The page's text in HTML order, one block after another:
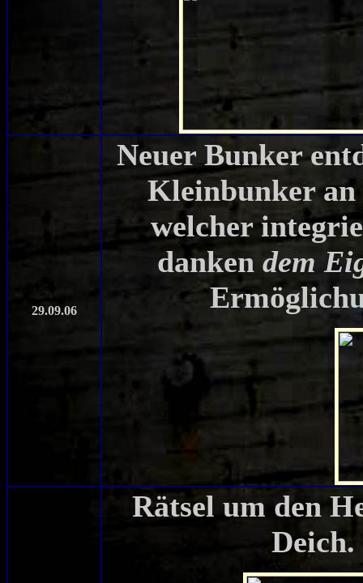
29.09.06
Neuer Bunker
Kleinbunker
welcher
danken dem
Rätsel um den
Deich.